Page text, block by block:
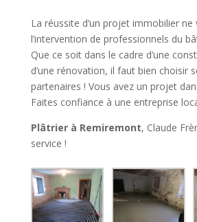
La réussite d’un projet immobilier ne
l’intervention de professionnels du
Que ce soit dans le cadre d’une
d’une rénovation, il faut bien choisir
partenaires ! Vous avez un projet
Faites confiance à une entreprise
Plâtrier à Remiremont, Claude
service !